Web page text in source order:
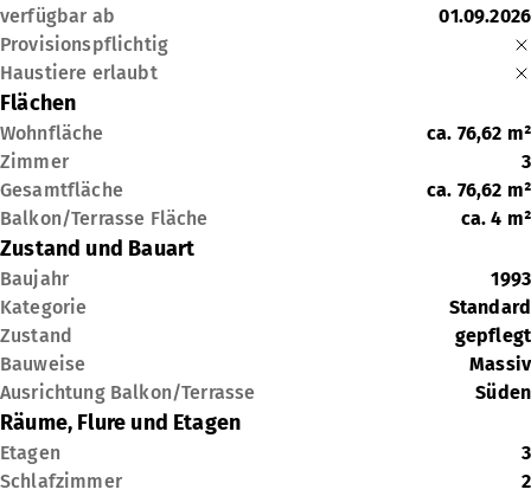
verfügbar ab
01.09.2026
Provisionspflichtig
Haustiere erlaubt
Flächen
Wohnfläche ca. 76,62 m²
Zimmer
3
Gesamtfläche
ca. 76,62 m²
Balkon/Terrasse Fläche
ca. 4 m²
Zustand und Bauart
Baujahr
1993
Kategorie
Standard
Zustand
gepflegt
Bauweise
Massiv
Ausrichtung Balkon/Terrasse
Süden
Räume, Flure und Etagen
Etagen
3
Schlafzimmer
2